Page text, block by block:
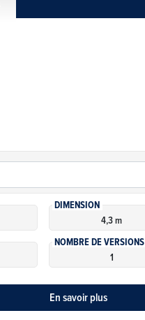
DIMENSION
4,3 m
NOMBRE DE VERSIONS
1
En savoir plus